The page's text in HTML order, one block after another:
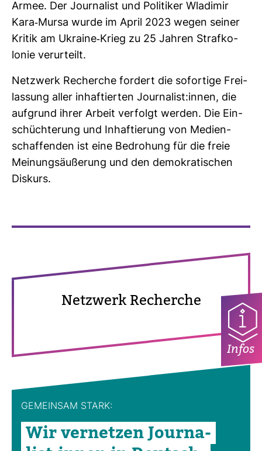
Armee. Der Jour­na­list und Poli­tiker Wla­dimir
Kara-​Mursa wurde im April 2023 wegen seiner
Kritik am Ukraine-​Krieg zu 25 Jahren Straf­ko­
lonie ver­ur­teilt.
Netz­werk Recherche for­dert die sofor­tige Frei­
las­sung aller inhaf­tierten Jour­na­list:innen, die
auf­grund ihrer Arbeit ver­folgt werden. Die Ein­
schüch­te­rung und Inhaf­tie­rung von Medi­en­
schaf­fenden ist eine Bedro­hung für die freie
Mei­nungs­äu­ße­rung und den demo­kra­ti­schen
Dis­kurs.
Infos
Netz­werk Recherche
GEMEINSAM STARK:
Wir ver­netzen Jour­na­